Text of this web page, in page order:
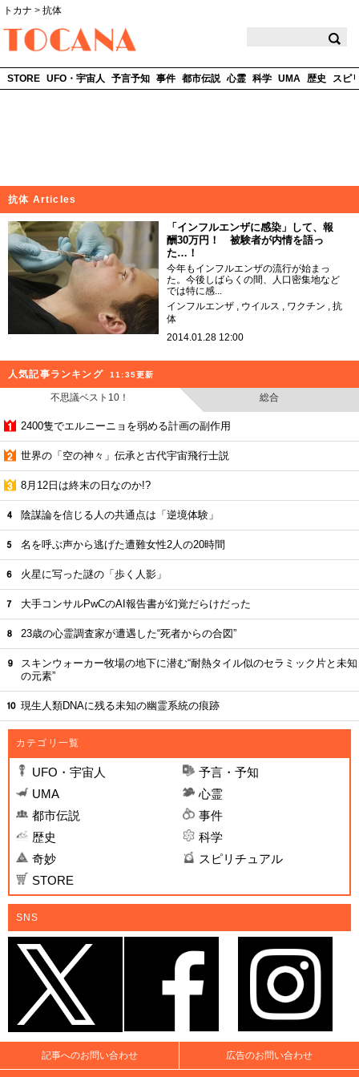
トカナ > 抗体
STORE UFO・宇宙人 予言予知 事件 都市伝説 心霊 科学 UMA 歴史 スピ
抗体 Articles
「インフルエンザに感染」して、報
酬30万円！ 被験者が内情を語っ
た…！
今年もインフルエンザの流行が始まっ
た。今後しばらくの間、人口密集地など
では特に感...
インフルエンザ
ウイルス ワクチン
抗
体
2014.01.28 12:00
人気記事ランキング 11:35更新
不思議ベスト10！ 総合
2400隻でエルニーニョを弱める計画の副作用
世界の「空の神々」伝承と古代宇宙飛行士説
8月12日は終末の日なのか!?
陰謀論を信じる人の共通点は「逆境体験」
名を呼ぶ声から逃げた遭難女性2人の20時間
火星に写った謎の「歩く人影」
大手コンサルPwCのAI報告書が幻覚だらけだった
23歳の心霊調査家が遭遇した“死者からの合図”
スキンウォーカー牧場の地下に潜む“耐熱タイル似のセラミック片と未知
の元素”
現生人類DNAに残る未知の幽霊系統の痕跡
カテゴリ一覧
UFO・宇宙人
予言・予知
UMA
心霊
都市伝説
事件
歴史
科学
奇妙
スピリチュアル
STORE
SNS
記事へのお問い合わせ 広告のお問い合わせ